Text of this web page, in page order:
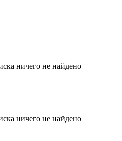
ничего не найдено
ничего не найдено